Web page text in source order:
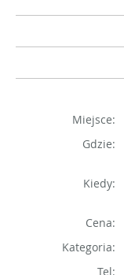
Miejsce:
Gdzie:
Kiedy:
Cena:
Kategoria:
Tel: